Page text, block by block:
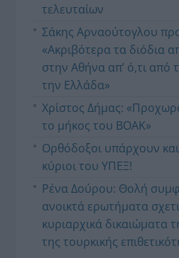
τελευταίων
Σάκης Αρναούτογλου
«Ακριβότερα τα διόδια
στην Αθήνα απ’ ό,τι από
την Ελλάδα»
Χρίστος Δήμας:
το μήκος του ΒΟΑΚ»
Ορθόδοξοι υπάρχουν
κύριοι του ΥΠΕΞ!
Ρένα Δούρου: Θολή
ανοικτά ερωτήματα
κυριαρχικά δικαιώματα
της τουρκικής